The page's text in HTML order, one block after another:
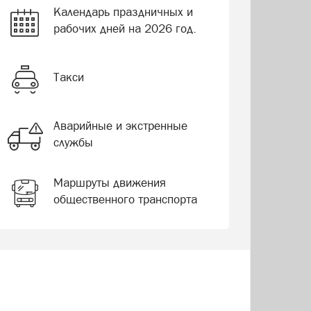
Календарь праздничных и
рабочих дней на 2026 год.
Такси
Аварийные и экстренные
службы
Маршруты движения
общественного транспорта